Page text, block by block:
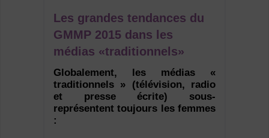
Les grandes tendances du
GMMP 2015 dans les
médias «traditionnels»
Globalement, les médias «
tradition­nels » (télévision, radio
et presse écrite) sous-
représentent toujours les femmes
: